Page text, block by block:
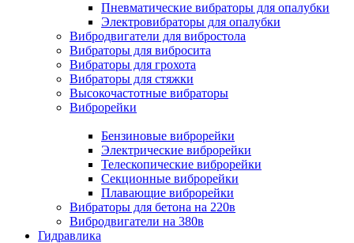
Пневматические вибраторы для опалубки
Электровибраторы для опалубки
Вибродвигатели для вибростола
Вибраторы для вибросита
Вибраторы для грохота
Вибраторы для стяжки
Высокочастотные вибраторы
Виброрейки
Бензиновые виброрейки
Электрические виброрейки
Телескопические виброрейки
Секционные виброрейки
Плавающие виброрейки
Вибраторы для бетона на 220в
Вибродвигатели на 380в
Гидравлика